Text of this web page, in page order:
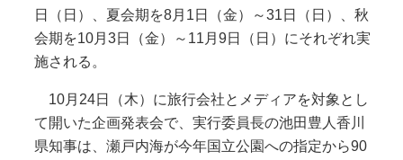
日（日）、夏会期を8月1日（金）～31日（日）、秋
会期を10月3日（金）～11月9日（日）にそれぞれ実
施される。
10月24日（木）に旅行会社とメディアを対象とし
て開いた企画発表会で、実行委員長の池田豊人香川
県知事は、瀬戸内海が今年国立公園への指定から90